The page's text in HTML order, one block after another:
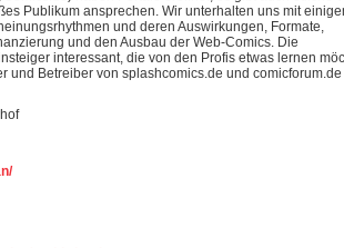
Publikum ansprechen. Wir unterhalten uns mit
und deren Auswirkungen, Formate,
und den Ausbau der Web-Comics. Die
interessant, die von den Profis etwas lernen
und Betreiber von splashcomics.de und comicforum.de